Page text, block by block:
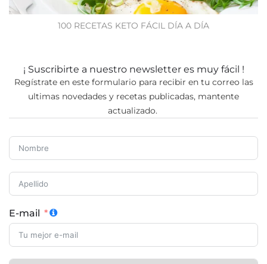
100 RECETAS KETO FÁCIL DÍA A DÍA
¡ Suscribirte a nuestro newsletter es muy fácil !
Regístrate en este formulario para recibir en tu correo las
ultimas novedades y recetas publicadas, mantente
actualizado.
E-mail